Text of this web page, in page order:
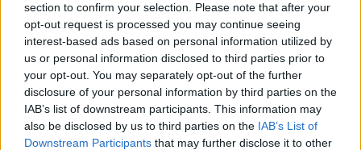
section to confirm your selection. Please note that after your
opt-out request is processed you may continue seeing
interest-based ads based on personal information utilized by
us or personal information disclosed to third parties prior to
your opt-out. You may separately opt-out of the further
disclosure of your personal information by third parties on the
IAB’s list of downstream participants. This information may
also be disclosed by us to third parties on the IAB’s List of
Downstream Participants that may further disclose it to other
Domeniul schiabil din Bușteni și-a dublat
suprafața după ce două noi pârtii au fost
date în folosință, informează Ministerul
Dezvoltării Regionale şi Turismului (MDRT).
Noua pârtie de schi, Kalinderu 2,...